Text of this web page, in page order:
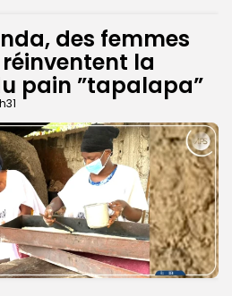
des femmes
la
pain ”tapalapa”